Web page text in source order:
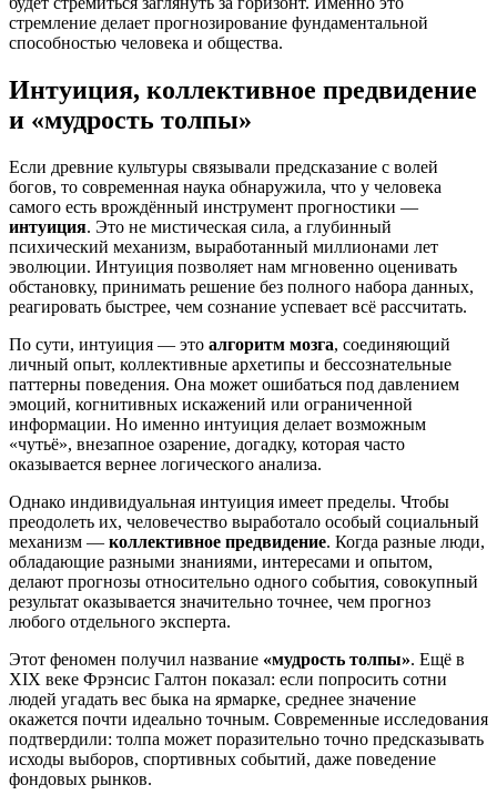
стремление делает прогнозирование фундаментальной
способностью человека и общества.
Интуиция, коллективное предвидение
и «мудрость толпы»
Если древние культуры связывали предсказание с волей
богов, то современная наука обнаружила, что у человека
самого есть врождённый инструмент прогностики —
интуиция. Это не мистическая сила, а глубинный
психический механизм, выработанный миллионами лет
эволюции. Интуиция позволяет нам мгновенно оценивать
обстановку, принимать решение без полного набора данных,
реагировать быстрее, чем сознание успевает всё рассчитать.
По сути, интуиция — это алгоритм мозга, соединяющий
личный опыт, коллективные архетипы и бессознательные
паттерны поведения. Она может ошибаться под давлением
эмоций, когнитивных искажений или ограниченной
информации. Но именно интуиция делает возможным
«чутьё», внезапное озарение, догадку, которая часто
оказывается вернее логического анализа.
Однако индивидуальная интуиция имеет пределы. Чтобы
преодолеть их, человечество выработало особый социальный
механизм — коллективное предвидение. Когда разные люди,
обладающие разными знаниями, интересами и опытом,
делают прогнозы относительно одного события, совокупный
результат оказывается значительно точнее, чем прогноз
любого отдельного эксперта.
Этот феномен получил название «мудрость толпы». Ещё в
XIX веке Фрэнсис Галтон показал: если попросить сотни
людей угадать вес быка на ярмарке, среднее значение
окажется почти идеально точным. Современные исследования
подтвердили: толпа может поразительно точно предсказывать
исходы выборов, спортивных событий, даже поведение
фондовых рынков.